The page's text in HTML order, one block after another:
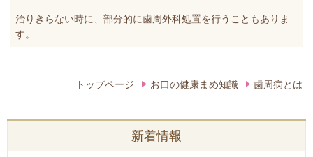
治りきらない時に、部分的に歯周外科処置を行うこともありま
す。
トップページ お口の健康まめ知識 歯周病とは
新着情報